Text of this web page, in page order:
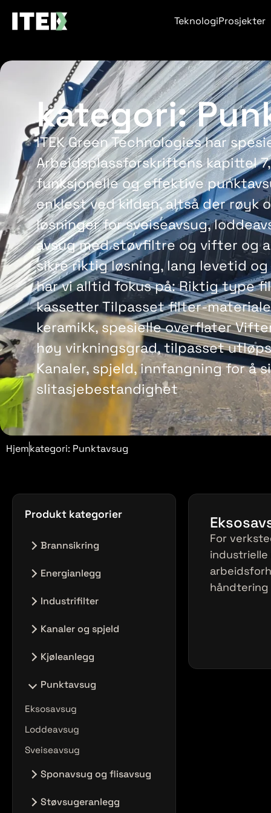
TeknologiProsjekter
kategori:
ITEK Green Technologies har
Arbeidsplassforskriftens kapittel
funksjonelle og effektive
enklest ved kilden, altså der røyk
løsninger for sveiseavsug,
avsug med støvfiltre og vifter og
sikre riktig løsning, lang levetid
har vi alltid fokus på: Riktig type
kassetter Tilpasset filter-
keramikk, spesielle overflater
høy virkningsgrad, tilpasset
Kanaler, spjeld, innfangning for å
slitasjebestandighet
Hjemkategori: Punktavsug
Produkt kategorier
Brannsikring
Brannsikring
Energianlegg
Energisentral for bygg og
Varmesentraler
Industrifilter
Oljetåkeavskiller og andre
Patronfilter
Posefilter
Kanaler og spjeld
Jethetter
Spjeld Og Utstyr
Stålkanaler
Kjøleanlegg
Kjøleanlegg
Punktavsug
Eksosavsug
Loddeavsug
Sveiseavsug
Sponavsug og flisavsug
Sponavsug for industri og
Støvsugeranlegg
For
industrielle
håndtering